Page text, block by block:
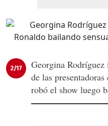
2/17
Georgina Rodríguez
de las
robó el show luego